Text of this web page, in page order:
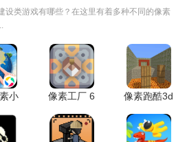
!
5个等级，等级越高，奖励越好!
戏公会，懂得都懂
能是公会大战，你打我，我打你，看
奖励!
设类游戏有哪些？在这里有着多种不同的像素
小
像素工厂 6
安卓版
像素跑酷3d
2.1.2 手机
版